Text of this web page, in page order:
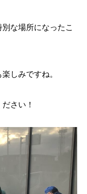
な場所になったこ
しみですね。
さい！